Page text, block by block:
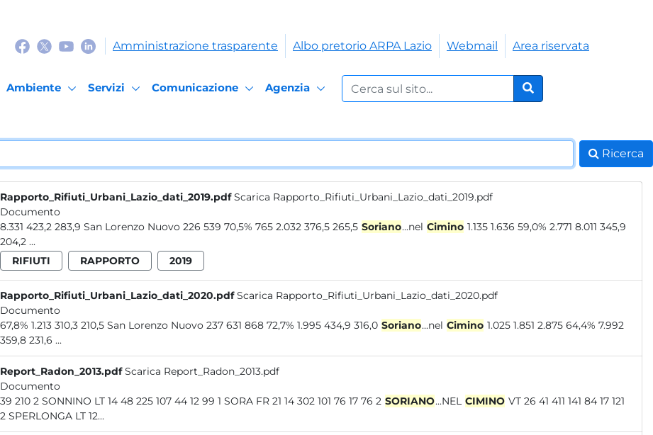
Amministrazione trasparente Albo pretorio ARPA Lazio Webmail Area riservata
Ambiente Servizi Comunicazione Agenzia
Cerca nel sito:
Cerca
Ricerca
Rapporto_Rifiuti_Urbani_Lazio_dati_2019.pdf Scarica Rapporto_Rifiuti_Urbani_Lazio_dati_2019.pdf
Documento
8.331 423,2 283,9 San Lorenzo Nuovo 226 539 70,5% 765 2.032 376,5 265,5 Soriano...nel Cimino
204,2 ...
RIFIUTI
RAPPORTO 2019
Rapporto_Rifiuti_Urbani_Lazio_dati_2020.pdf Scarica Rapporto_Rifiuti_Urbani_Lazio_dati_2020.pdf
Documento
67,8% 1.213 310,3 210,5 San Lorenzo Nuovo 237 631 868 72,7% 1.995 434,9 316,0 Soriano...nel Cimino 1.025 1.851 2.875 64,4% 7.992
359,8 231,6 ...
Report_Radon_2013.pdf Scarica Report_Radon_2013.pdf
Documento
39 210 2 SONNINO LT 14 48 225 107 44 12 99 1 SORA FR 21 14 302 101 76 17 76 2 SORIANO...NEL CIMINO VT 26 41 411 141 84 17 121
2 SPERLONGA LT 12...